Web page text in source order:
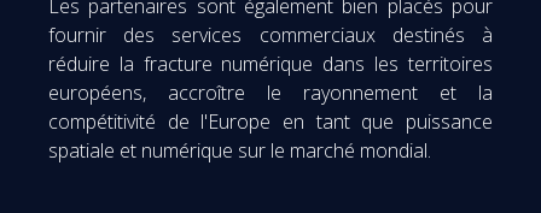
Les partenaires sont également bien placés pour
fournir des services commerciaux destinés à
réduire la fracture numérique dans les territoires
européens, accroître le rayonnement et la
compétitivité de l'Europe en tant que puissance
spatiale et numérique sur le marché mondial.